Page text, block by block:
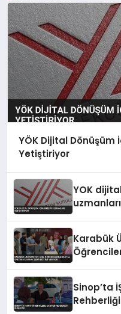
YÖK Dijital Dönüşüm
Yetiştiriyor
YOK
Karabük
Sinop’ta